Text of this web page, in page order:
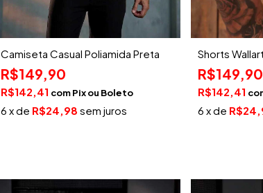
Camiseta Casual Poliamida Preta
R$149,90
R$142,41 com Pix
6 x de R$24,98 sem juros
Shorts
R$149,90
R$142,41
6 x de